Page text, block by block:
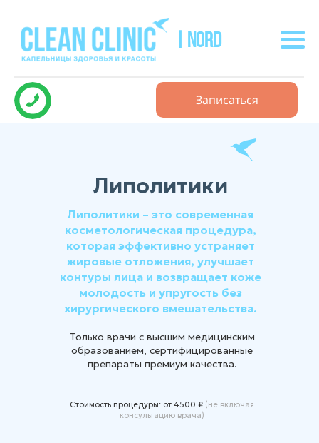
| NORD
Записаться
Липолитики
Липолитики – это современная
косметологическая процедура,
которая эффективно устраняет
жировые отложения, улучшает
контуры лица и возвращает коже
молодость и упругость без
хирургического вмешательства.
Только врачи с высшим медицинским
образованием, сертифицированные
препараты премиум качества.
Стоимость процедуры: от 4500 ₽ (не включая
консультацию врача)